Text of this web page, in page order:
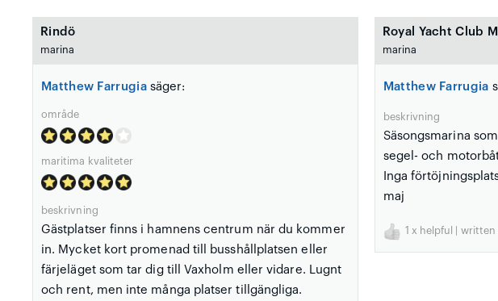
Rindö
marina
Matthew Farrugiasäger:
område
maritima kvaliteter
beskrivning
Gästplatser finns i hamnens centrum när du kommer
in. Mycket kort promenad till busshållplatsen eller
färjeläget som tar dig till Vaxholm eller vidare. Lugnt
och rent, men inte många platser tillgängliga.
Royal Yacht Club
marina
Matthew Farrugia
beskrivning
Säsongsmarina
segel- och
Inga
maj
1 x helpful | written